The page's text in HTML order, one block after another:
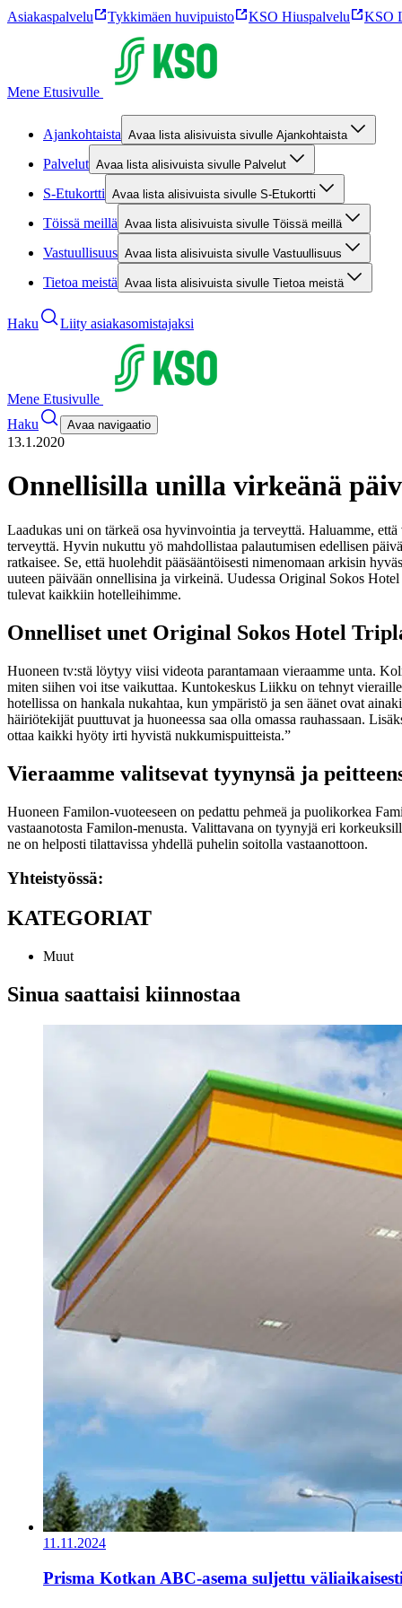
Asiakaspalvelu Tykkimäen huvipuisto KSO Hiuspalvelu KSO
Mene Etusivulle
Ajankohtaista Avaa lista alisivuista sivulle Ajankohtaista
Palvelut Avaa lista alisivuista sivulle Palvelut
S-Etukortti Avaa lista alisivuista sivulle S-Etukortti
Töissä meillä Avaa lista alisivuista sivulle Töissä meillä
Vastuullisuus Avaa lista alisivuista sivulle Vastuullisuus
Tietoa meistä Avaa lista alisivuista sivulle Tietoa meistä
Haku Liity asiakasomistajaksi
Mene Etusivulle
Haku
Avaa navigaatio
13.1.2020
Onnellisilla unilla virkeänä
Laadukas uni on tärkeä osa hyvinvointia ja terveyttä. Haluamme,
terveyttä. Hyvin nukuttu yö mahdollistaa palautumisen edellisen
ratkaisee. Se, että huolehdit pääsääntöisesti nimenomaan arkisin
uuteen päivään onnellisina ja virkeinä. Uudessa Original Sokos
tulevat kaikkiin hotelleihimme.
Onnelliset unet Original Sokos Hotel
Huoneen tv:stä löytyy viisi videota parantamaan vieraamme unta.
miten siihen voi itse vaikuttaa. Kuntokeskus Liikku on tehnyt
hotellissa on hankala nukahtaa, kun ympäristö ja sen äänet ovat
häiriötekijät puuttuvat ja huoneessa saa olla omassa rauhassaan.
ottaa kaikki hyöty irti hyvistä nukkumispuitteista.”
Vieraamme valitsevat tyynynsä ja
Huoneen Familon-vuoteeseen on pedattu pehmeä ja puolikorkea
vastaanotosta Familon-menusta. Valittavana on tyynyjä eri
ne on helposti tilattavissa yhdellä puhelin soitolla vastaanottoon.
Yhteistyössä:
KATEGORIAT
Muut
Sinua saattaisi kiinnostaa
11.11.2024
Prisma Kotkan ABC-asema suljettu